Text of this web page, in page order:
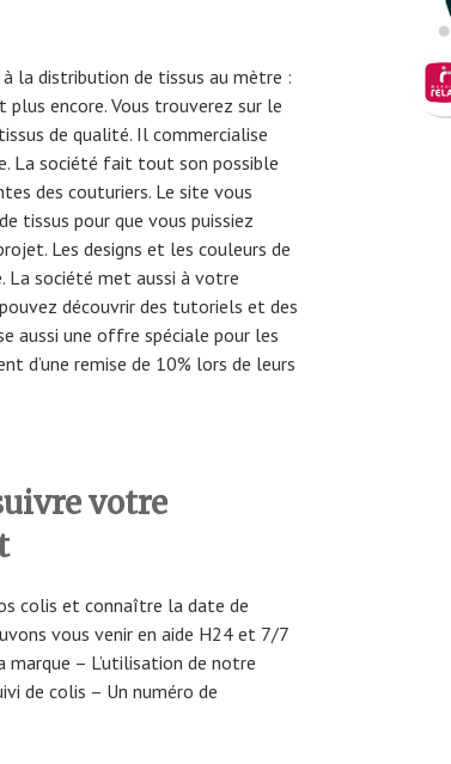
la distribution de tissus au mètre :
plus encore. Vous trouverez sur le
de qualité. Il commercialise
La société fait tout son possible
des couturiers. Le site vous
tissus pour que vous puissiez
Les designs et les couleurs de
La société met aussi à votre
découvrir des tutoriels et des
aussi une offre spéciale pour les
d’une remise de 10% lors de leurs
votre
colis et connaître la date de
vous venir en aide H24 et 7/7
– L’utilisation de notre
de colis – Un numéro de